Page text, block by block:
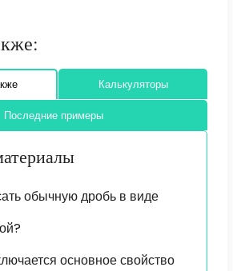
Калькуляторы
Последние примеры
обычную дробь в виде
основное свойство